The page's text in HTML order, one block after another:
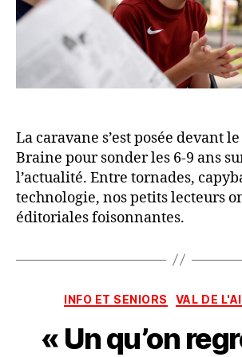
La caravane s’est posée devant
Braine pour sonder les 6-9 ans
l’actualité. Entre tornades,
technologie, nos petits lecteurs
éditoriales foisonnantes.
INFO ET SENIORS VAL DE
« Un qu’on
L
C